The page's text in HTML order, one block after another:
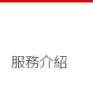
服務介紹